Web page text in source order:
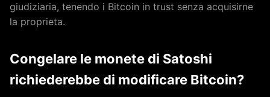
giudiziaria, tenendo i Bitcoin in trust senza acquisirne
la proprieta.
Congelare le monete di Satoshi
richiederebbe di modificare Bitcoin?